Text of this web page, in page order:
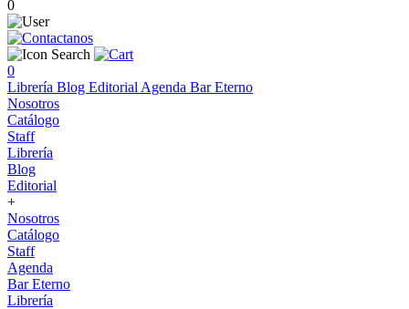
0
0
Librería Blog Editorial Agenda Bar Eterno
Nosotros
Catálogo
Staff
Librería
Blog
Editorial
+
Nosotros
Catálogo
Staff
Agenda
Bar Eterno
Librería